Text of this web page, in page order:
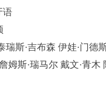
语
瑞斯·吉布森 伊娃·门德
姆斯·瑞马尔 戴文·青木